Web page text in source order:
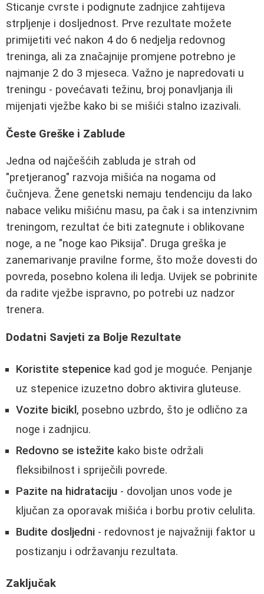
Sticanje cvrste i podignute zadnjice zahtijeva
strpljenje i dosljednost. Prve rezultate možete
primijetiti već nakon 4 do 6 nedjelja redovnog
treninga, ali za značajnije promjene potrebno je
najmanje 2 do 3 mjeseca. Važno je napredovati u
treningu - povećavati težinu, broj ponavljanja ili
mijenjati vježbe kako bi se mišići stalno izazivali.
Česte Greške i Zablude
Jedna od najčešćih zabluda je strah od
"pretjeranog" razvoja mišića na nogama od
čučnjeva. Žene genetski nemaju tendenciju da lako
nabace veliku mišićnu masu, pa čak i sa intenzivnim
treningom, rezultat će biti zategnute i oblikovane
noge, a ne "noge kao Piksija". Druga greška je
zanemarivanje pravilne forme, što može dovesti do
povreda, posebno kolena ili ledja. Uvijek se pobrinite
da radite vježbe ispravno, po potrebi uz nadzor
trenera.
Dodatni Savjeti za Bolje Rezultate
Koristite stepenice kad god je moguće. Penjanje
uz stepenice izuzetno dobro aktivira gluteuse.
Vozite bicikl, posebno uzbrdo, što je odlično za
noge i zadnjicu.
Redovno se istežite kako biste održali
fleksibilnost i spriječili povrede.
Pazite na hidrataciju - dovoljan unos vode je
ključan za oporavak mišića i borbu protiv celulita.
Budite dosljedni - redovnost je najvažniji faktor u
postizanju i održavanju rezultata.
Zaključak